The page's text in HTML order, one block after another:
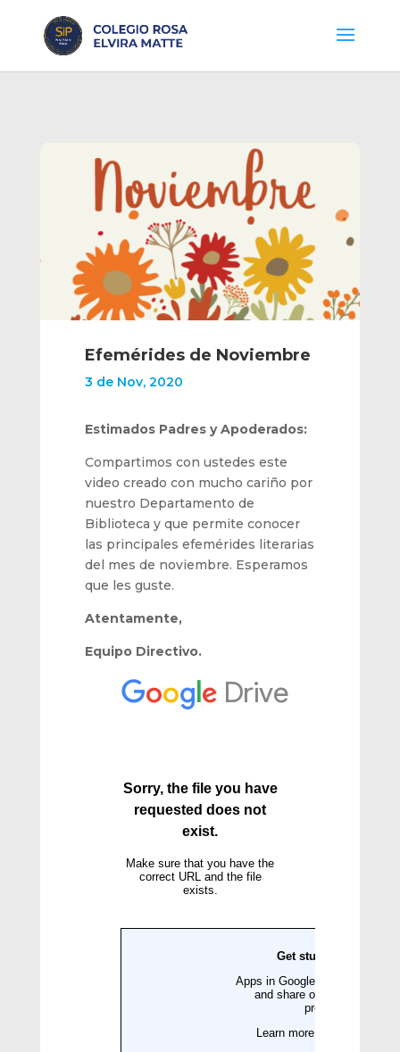
Efemérides de Noviembre
3 de Nov, 2020
Estimados Padres y Apoderados:
Compartimos con ustedes este
video creado con mucho cariño por
nuestro Departamento de
Biblioteca y que permite conocer
las principales efemérides literarias
del mes de noviembre. Esperamos
que les guste.
Atentamente,
Equipo Directivo.